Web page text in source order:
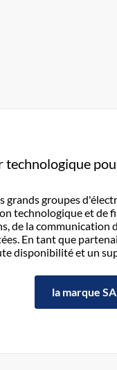
technologique
grands groupes
technologique et de
de la
En tant que
disponibilité et un
la marque